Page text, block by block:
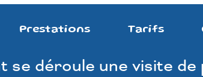
Prestations Tarifs
se déroule une visite